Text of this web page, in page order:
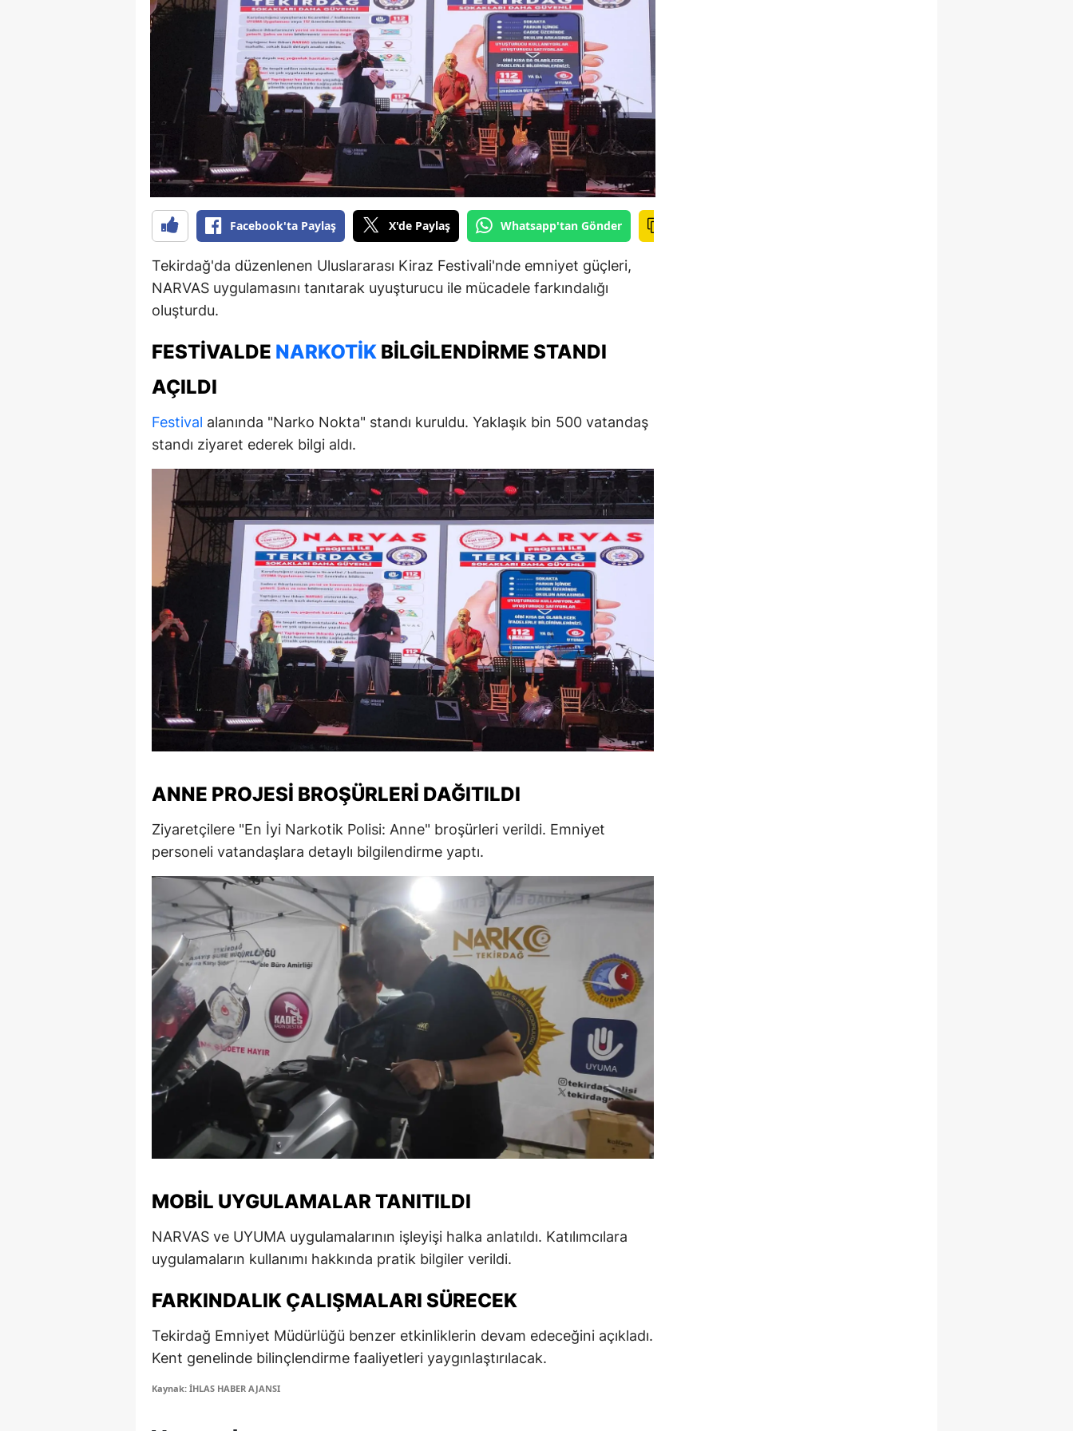
Bilecik
Bingöl
Bitlis
Bolu
Burdur
Çanakkale
Çankırı
Çorum
Diyarbakır
Erzincan
Erzurum
Eskişehir
Gaziantep
Giresun
Gümüşhane
Hakkari
Hatay
Isparta
Mersin
İzmir
Kars
Kayseri
Kırklareli
Kırşehir
Kocaeli
Konya
Kütahya
Malatya
Manisa
Kahramanmaraş
Mardin
Muğla
Muş
Nevşehir
Niğde
Ordu
Facebook'ta Paylaş X'de Paylaş Whatsapp'tan Gönder
Tekirdağ'da düzenlenen Uluslararası Kiraz Festivali'nde emniyet güçleri,
NARVAS uygulamasını tanıtarak uyuşturucu ile mücadele farkındalığı
oluşturdu.
FESTIVALDE NARKOTIK BILGILENDIRME STANDI
AÇILDI
Festival alanında "Narko Nokta" standı kuruldu. Yaklaşık bin 500 vatandaş
standı ziyaret ederek bilgi aldı.
ANNE PROJESI BROŞÜRLERI DAĞITILDI
Ziyaretçilere "En İyi Narkotik Polisi: Anne" broşürleri verildi. Emniyet
personeli vatandaşlara detaylı bilgilendirme yaptı.
MOBIL UYGULAMALAR TANITILDI
NARVAS ve UYUMA uygulamalarının işleyişi halka anlatıldı. Katılımcılara
uygulamaların kullanımı hakkında pratik bilgiler verildi.
FARKINDALIK ÇALIŞMALARI SÜRECEK
Tekirdağ Emniyet Müdürlüğü benzer etkinliklerin devam edeceğini açıkladı.
Kent genelinde bilinçlendirme faaliyetleri yaygınlaştırılacak.
Kaynak: İHLAS HABER AJANSI